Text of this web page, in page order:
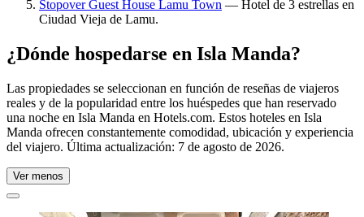
Stopover Guest House Lamu Town — Hotel de 3 estrellas en
Ciudad Vieja de Lamu.
¿Dónde hospedarse en Isla Manda?
Las propiedades se seleccionan en función de reseñas de viajeros
reales y de la popularidad entre los huéspedes que han reservado
una noche en Isla Manda en Hotels.com. Estos hoteles en Isla
Manda ofrecen constantemente comodidad, ubicación y experiencia
del viajero. Última actualización: 7 de agosto de 2026.
Ver menos